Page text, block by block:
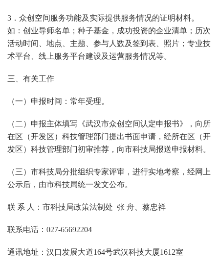
3．众创空间服务功能及实际提供服务情况的证明材料。
如：创业导师名单；种子基金，成功投资的企业清单；历次
活动时间、地点、主题、参与人数及签到表、照片；专业技
术平台、线上服务平台建设及运营服务情况等。
三、有关工作
（一）申报时间：常年受理。
（二）申报主体填写《武汉市众创空间认定申报书》，向所
在区（开发区）科技管理部门提出书面申请，经所在区（开
发区）科技管理部门初审推荐，向市科技局报送申报材料。
（三）市科技局分批组织专家评审，进行实地考察，经网上
公示后，由市科技局统一发文公布。
联 系 人：市科技局政策法制处 张 舟、蔡忠祥
联系电话：027-65692204
通讯地址：汉口发展大道164号武汉科技大厦1612室